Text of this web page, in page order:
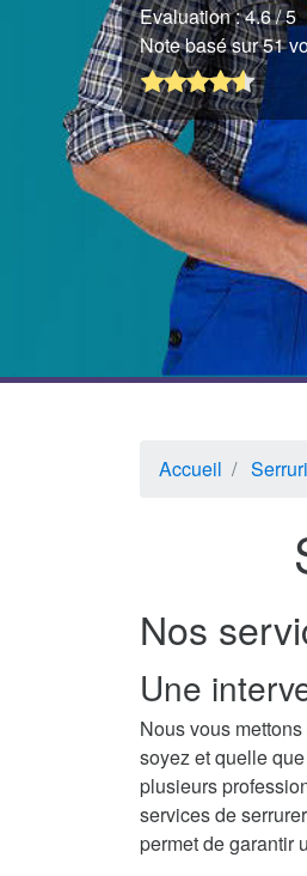
Evaluation :4.6/ 5
Note basé sur 51
Accueil
Nos
Une
Nous vous
soyez et quelle
plusieurs
services de
permet de garantir